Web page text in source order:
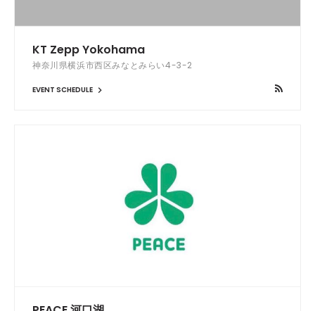
KT Zepp Yokohama
神奈川県横浜市西区みなとみらい4-3-2
EVENT SCHEDULE